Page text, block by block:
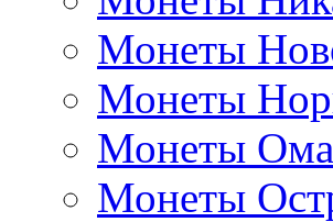
Монеты
Монеты
Монеты
Монеты